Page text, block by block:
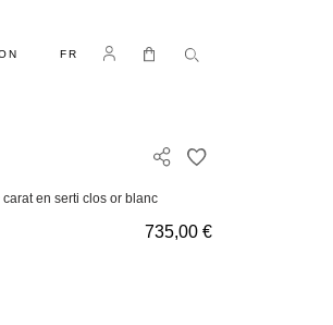
FR Se connecter
Mon panier
en serti clos or blanc
735,00 €